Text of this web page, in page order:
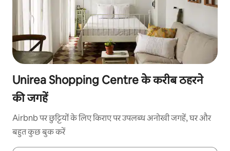
Unirea Shopping Centre के करीब ठहरने
की जगहें
Airbnb पर छुट्टियों के लिए किराए पर उपलब्ध अनोखी जगहें, घर और
बहुत कुछ बुक करें